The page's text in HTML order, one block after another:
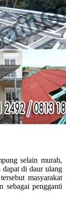
selain murah,
dapat di daur ulang
masyarakat
sebagai pengganti